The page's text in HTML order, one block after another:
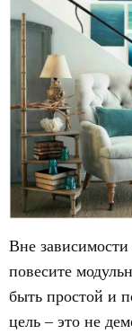
Вне
повесите
быть простой и
цель – это не